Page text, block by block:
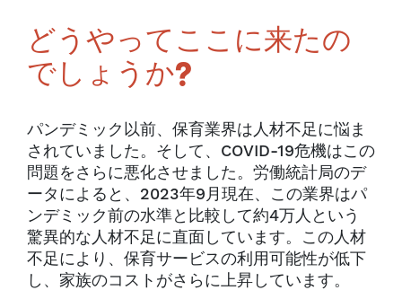
どうやってここに来たの
でしょうか?
パンデミック以前、保育業界は人材不足に悩ま
されていました。そして、COVID-19危機はこの
問題をさらに悪化させました。労働統計局のデ
ータによると、2023年9月現在、この業界はパ
ンデミック前の水準と比較して約4万人という
驚異的な人材不足に直面しています。この人材
不足により、保育サービスの利用可能性が低下
し、家族のコストがさらに上昇しています。